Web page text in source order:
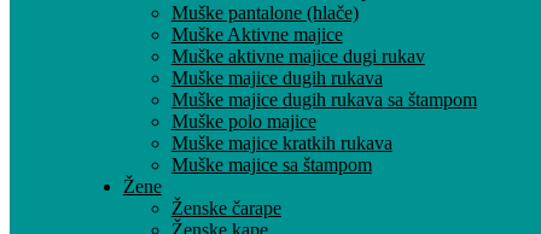
Muške pantalone (hlače)
Muške Aktivne majice
Muške aktivne majice dugi rukav
Muške majice dugih rukava
Muške majice dugih rukava sa štampom
Muške polo majice
Muške majice kratkih rukava
Muške majice sa štampom
Žene
Ženske čarape